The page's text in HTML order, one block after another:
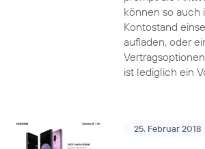
können so auch
Kontostand
aufladen, oder
ist lediglich ein
25. Februar 2018